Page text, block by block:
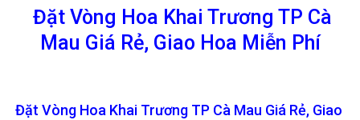
Đặt Vòng Hoa Khai Trương TP Cà
Mau Giá Rẻ, Giao Hoa Miễn Phí
Đặt Vòng Hoa Khai Trương TP Cà Mau Giá Rẻ, Giao